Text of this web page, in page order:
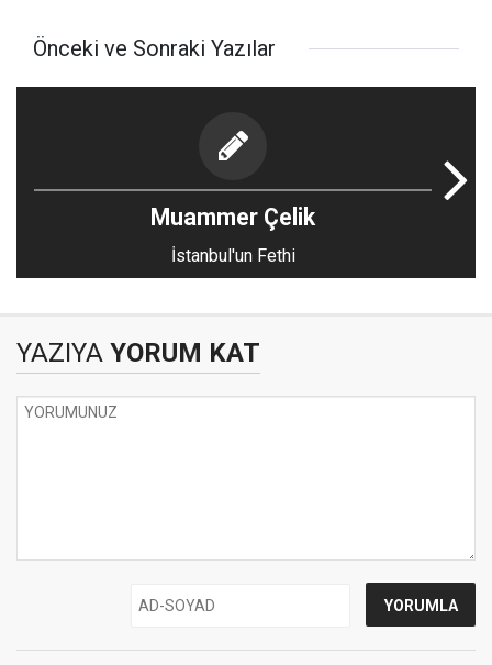
Önceki ve Sonraki Yazılar
Muammer Çelik
İstanbul'un Fethi
YAZIYA YORUM KAT